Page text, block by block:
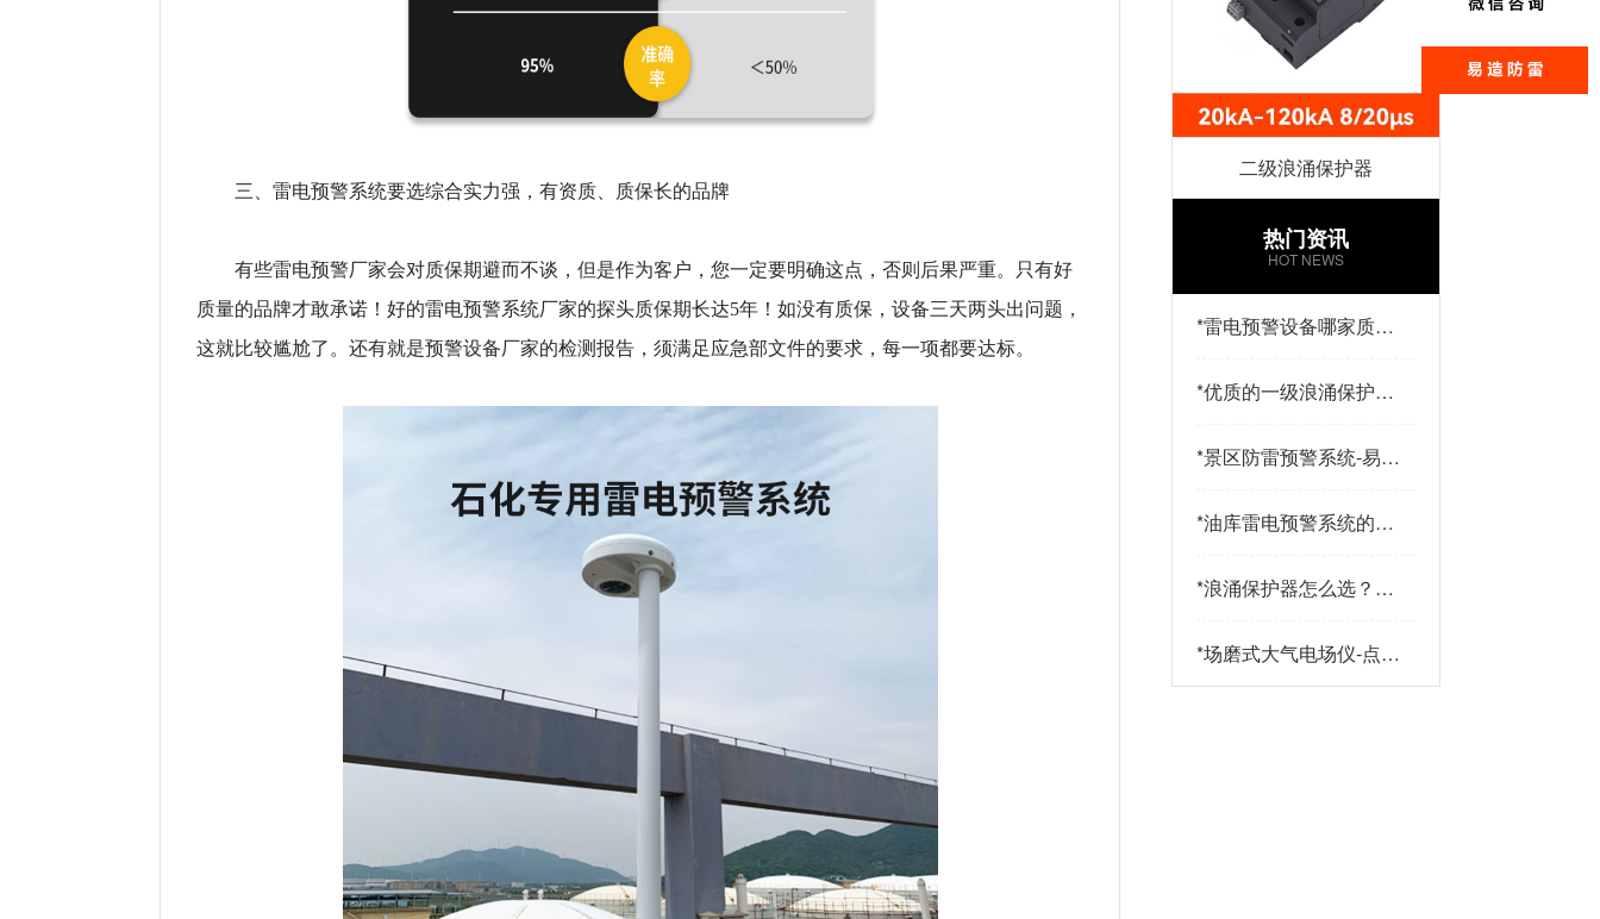
三、雷电预警系统要选综合实力强，有资质、质保长的品牌
有些雷电预警厂家会对质保期避而不谈，但是作为客户，您一定要明确这点，否则后果严重。只有好
质量的品牌才敢承诺！好的雷电预警系统厂家的探头质保期长达5年！如没有质保，设备三天两头出问题，
这就比较尴尬了。还有就是预警设备厂家的检测报告，须满足应急部文件的要求，每一项都要达标。
二级浪涌保护器
热门资讯
HOT NEWS
*雷电预警设备哪家质量
*优质的一级浪涌保护器
防雷
*景区防雷预警系统-易造
*油库雷电预警系统的传
看-易造
*浪涌保护器怎么选？三
策略助您精准选型-易造
*场磨式大气电场仪-点击
了解更多-易造